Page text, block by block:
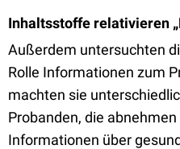
Inhaltsstoffe relativieren
Außerdem untersuchten
Rolle Informationen zum
machten sie
Probanden, die
Informationen über